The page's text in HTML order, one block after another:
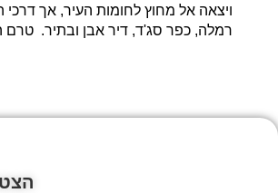
רמלה, כפר סג'ד, דיר אבן ובתיר.